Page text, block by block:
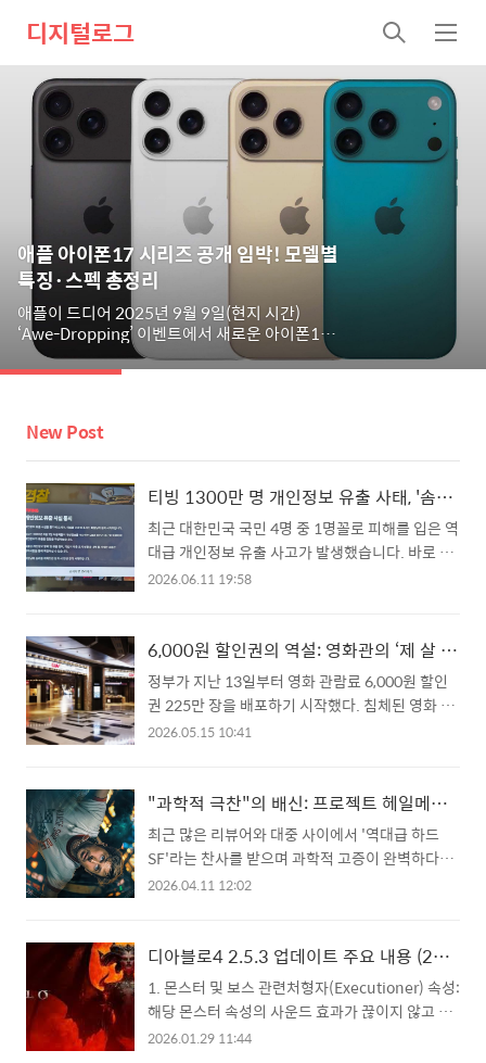
디지털로그
검
색
메
뉴
애플 아이폰17 시리즈 공개 임박! 모델별
특징·스펙 총정리
애플이 드디어 2025년 9월 9일(현지 시간)
‘Awe-Dropping’ 이벤트에서 새로운 아이폰17
시리즈를 공개합니다.이번 라인업은 iPhone 17,
iPhone 17 Air, iPhone 17 Pro, iPhone 17 Pro
추가된 것이 가장 큰 변화입니다.아직 공식 발표
전이므로, 아래 내용은 최신 루머와 유출 정보에
기반한 정리임을 참고해 주세요.✅ iPhone 17
시리즈 핵심 변화모델 구성 변화 : Plus 모델 삭제,
Air 모델 첫 등장디스플레이 : 전 모델 OLED +
ProMotion 120Hz 지원 확대카메라 : 전면
카메라 24MP 업그레이드칩셋 : A19 (기본·Air) /
A..
New Post
티빙 1300만 명 개인정보 유출 사태, '솜방망이 처벌' 끝내야 합니다
최근 대한민국 국민 4명 중 1명꼴로 피해를 입은 역
대급 개인정보 유출 사고가 발생했습니다. 바로 온
라인 동영상 서비스(OTT) 플랫폼 '티빙(TVING)'에
안일함과 허술한 대응 시스템이 고스란히 드러난
이번 사태의 심각성과 향후 해결 과제들을 짚어보
고자 합니다.1. 평생 바꿀 수 없는 '연계정보(CI)'까
지 유출이번 유출이 유독 심각한 이유는 단순한 아
이디, 비밀번호 수준을 넘어섰기 때문입니다.유출
연계정보(CI)가 포함되어 있습니다. 연계정보는 한
번 유출되면 평생 교체할 수도 없는 고유한 정보입
니다. 이 치명적인 데이터가 현재 어두운 웹(다크
웹)을 ..
2026.06.11 19:58
6,000원 할인권의 역설: 영화관의 ‘제 살 깎기’는 왜 나랏돈으로 하는가
정부가 지난 13일부터 영화 관람료 6,000원 할인
권 225만 장을 배포하기 시작했다. 침체된 영화 산
업을 살리고 국민의 문화 향유 기회를 넓히겠다는
다.1. '관객 실종'의 진짜 이유를 외면하다정부는
영화 산업의 위기를 단순히 '돈 문제'로 보고 있는
듯하다. 하지만 관객들이 극장을 외면하기 시작한
진짜 이유는 턱없이 치솟은 티켓 가격에 있다. 1인
당 1만 5천 원을 훌쩍 넘는 관람료는 이미 심리적
대중은 냉정하게 가성비를 따진다. 팝콘과 콜라까
지 더하면 2인 기준 5만 원에 육박하는 비용을 지불
하면서까지 극장을 찾을 메리트가 사라진 것이다.
극장 스스로가 초..
2026.05.15 10:41
"과학적 극찬"의 배신: 프로젝트 헤일메리 영화 속 치명적 오류 <가속 중력>
최근 많은 리뷰어와 대중 사이에서 '역대급 하드
SF'라는 찬사를 받으며 과학적 고증이 완벽하다는
평가를 받는 영화 프로젝트 헤일메리를 보고 왔습
보다는 과학을 주제로 하고 호평이 좋았던 헤일메
리를 선택했습니다. 장장 2시간 40여 분에 달하는
런닝타임 중 영화를 보는 중 졸았던 영화가 평생 처
음이었고 물리학의 기본 법칙을 조금이라도 깊게
들여다본 사람이라면, 영화 초반 주인공이 깨어나
2026.04.11 12:02
디아블로4 2.5.3 업데이트 주요 내용 (26.01.27)
1. 몬스터 및 보스 관련처형자(Executioner) 속성:
해당 몬스터 속성의 사운드 효과가 끊이지 않고 계
속 재생되던 문제를 수정했습니다. (이 수정과 함께
2026.01.29 11:44